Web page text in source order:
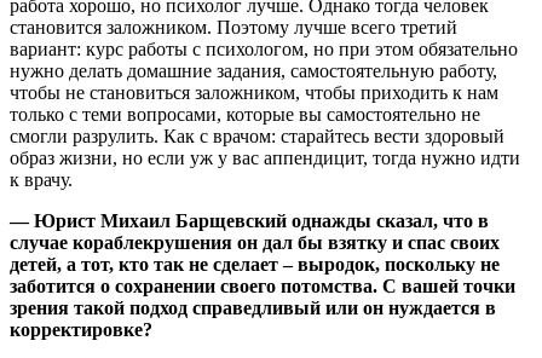
работа хорошо, но психолог лучше. Однако тогда человек
становится заложником. Поэтому лучше всего третий
вариант: курс работы с психологом, но при этом обязательно
нужно делать домашние задания, самостоятельную работу,
чтобы не становиться заложником, чтобы приходить к нам
только с теми вопросами, которые вы самостоятельно не
смогли разрулить. Как с врачом: старайтесь вести здоровый
образ жизни, но если уж у вас аппендицит, тогда нужно идти
к врачу.
— Юрист Михаил Барщевский однажды сказал, что в
случае кораблекрушения он дал бы взятку и спас своих
детей, а тот, кто так не сделает – выродок, поскольку не
заботится о сохранении своего потомства. С вашей точки
зрения такой подход справедливый или он нуждается в
корректировке?